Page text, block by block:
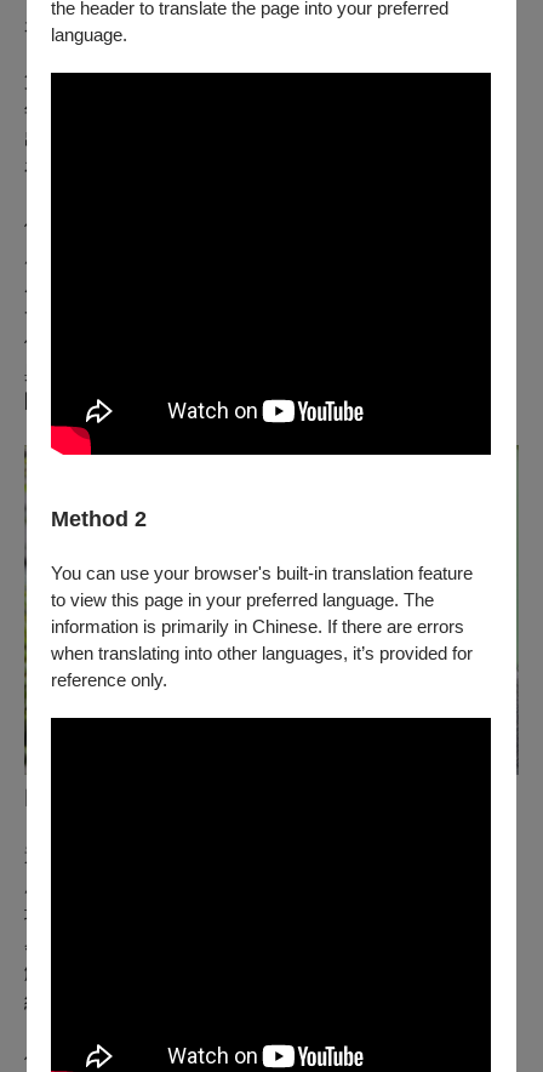
the header to translate the page into your preferred
language.
Method 2
You can use your browser's built-in translation feature
to view this page in your preferred language. The
information is primarily in Chinese. If there are errors
when translating into other languages, it’s provided for
reference only.
是主修的表演，或是後來決定找周慧玲老師，以傳統
「梨園戲」完成自己的畢業製作。但是，李易修畢業後的
第一部正式導演作品又與現代戲劇拉遠一點距離，是2006
年時幫國家國樂團（NCO，現為臺灣國樂團）執導跨界演
出《英雄．美人．花月夜》。這個距離恰好奠定了李易修
在劇場創作的位置，以及對於音樂的講究。
他說起當時的那段經驗，既是開心但也充滿荒謬。本來是
一人負責，這時就必須專注於演出裡的所有人，特別是這
個演出並未有專業演員，而是音樂家。但也開啟了他繼續
與NCO合作，乃至於NSO（國家交響樂團）、台北打擊樂
團等都與他共同跨界創作。
這種微妙的距離，也在李易修目前任職的趨勢教育基金會
場被視為載體，因此前幾部作品多以講演居多。不過，李
易修也在這過程裡持續拉扯文學與劇場可能的距離，並理
解基金會的任務，彼此磨合，而在邁入第6年《采采詩
經》（2017）後找到自認為相對合宜的位置。
他認為，「經典文學劇場」是自己蠻重要的成就，除了致